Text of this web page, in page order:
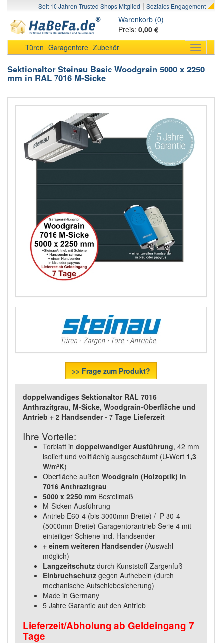
Seit 10 Jahren Trusted Shops Mitglied | Soziales Engagement
Warenkorb (0)
Preis: 0,00 €
Toggle
Türen Garagentore Zubehör
Sektionaltor Steinau Basic Woodgrain 5000 x 2250
mm in RAL 7016 M-Sicke
>> Frage zum Produkt?
doppelwandiges Sektionaltor RAL 7016
Anthrazitgrau, M-Sicke, Woodgrain-Oberfläche und
Antrieb + 2 Handsender - 7 Tage Lieferzeit
Ihre Vorteile:
Torblatt in doppelwandiger Ausführung, 42 mm
isoliert und vollflächig ausgeschäumt (U-Wert 1,3
W/m²K)
Oberfläche außen Woodgrain (Holzoptik) in
7016 Anthrazitgrau
5000 x 2250 mm Bestellmaß
M-Sicken Ausführung
Antrieb E60-4 (bis 3000mm Breite) / P 80-4
(5000mm Breite) Garagentorantrieb Serie 4 mit
einteiliger Schiene incl. Handsender
+ einem weiteren Handsender (Auswahl
möglich)
Langzeitschutz durch Kunststoff-Zargenfuß
Einbruchschutz gegen Aufhebeln (durch
mechanische Aufschiebesicherung)
Made in Germany
5 Jahre Garantie auf den Antrieb
Lieferzeit/Abholung ab Geldeingang 7
Tage